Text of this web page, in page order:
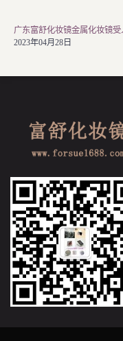
广东富舒化妆镜金属化妆镜受
2023年04月28日